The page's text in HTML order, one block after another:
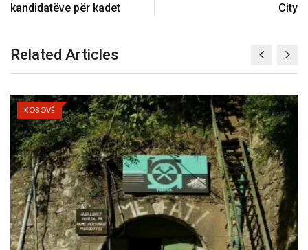
kandidatëve për kadet
City
Related Articles
KOSOVË